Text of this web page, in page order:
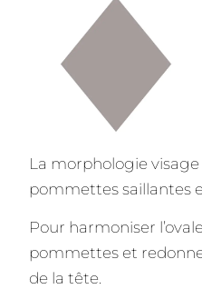
La morphologie
pommettes saillantes
Pour harmoniser
pommettes et
de la tête.